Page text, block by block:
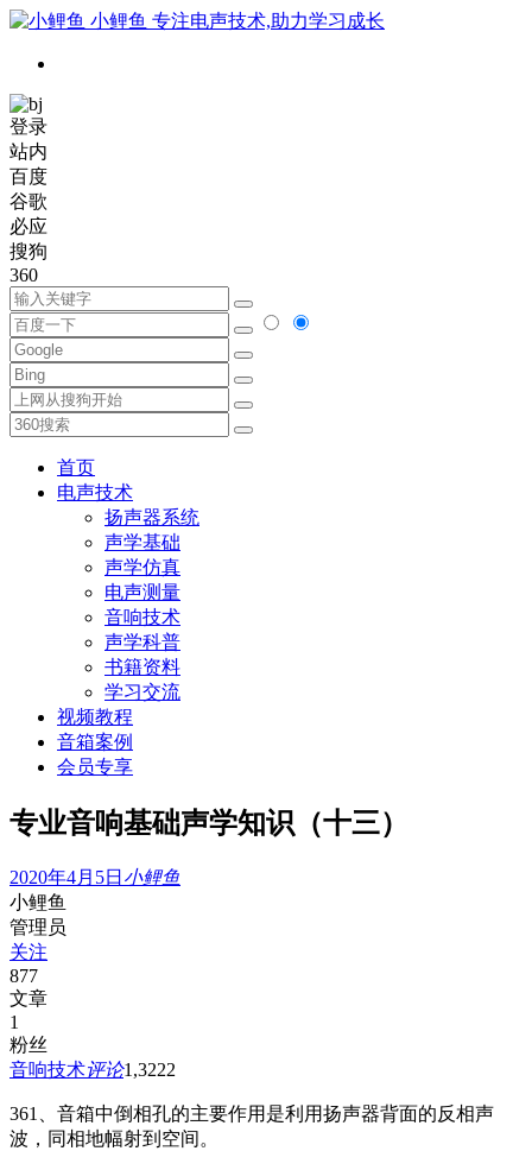
小鲤鱼 专注电声技术,助力学习成长
登录
站内
百度
谷歌
必应
搜狗
360
首页
电声技术
扬声器系统
声学基础
声学仿真
电声测量
音响技术
声学科普
书籍资料
学习交流
视频教程
音箱案例
会员专享
专业音响基础声学知识（十三）
2020年4月5日 小鲤鱼
小鲤鱼
管理员
关注
877
文章
1
粉丝
音响技术评论1,3222
361、音箱中倒相孔的主要作用是利用扬声器背面的反相声
波，同相地幅射到空间。